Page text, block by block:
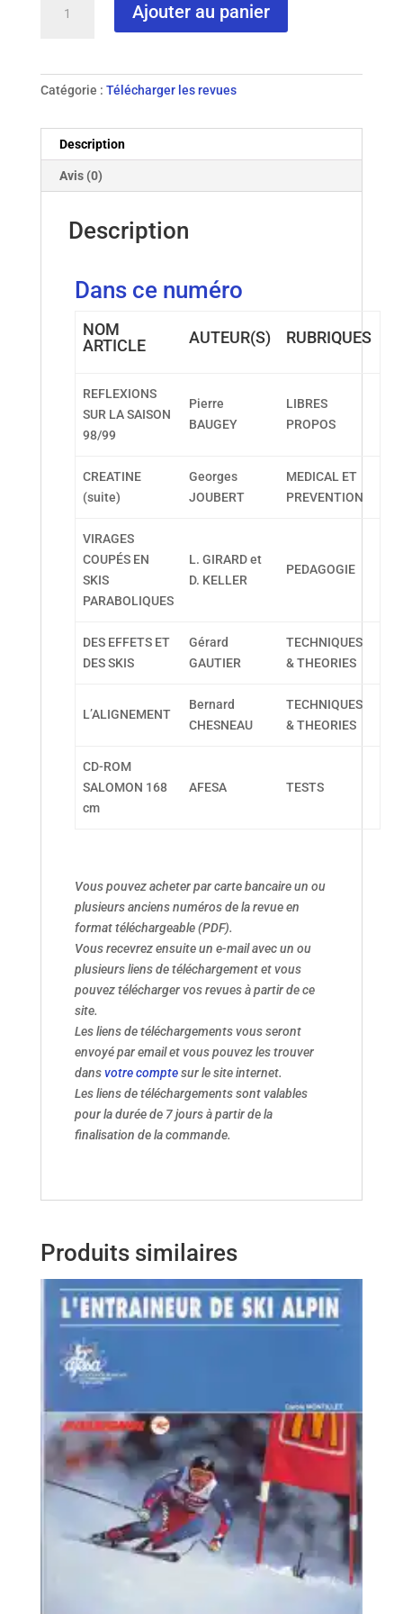
Ajouter au panier
Catégorie : Télécharger les revues
Description
Avis (0)
Description
Dans ce numéro
NOM
ARTICLE
AUTEUR(S) RUBRIQUES
REFLEXIONS
SUR LA SAISON
98/99
Pierre
BAUGEY
LIBRES
PROPOS
CREATINE
(suite)
Georges
JOUBERT
MEDICAL ET
PREVENTION
VIRAGES
COUPÉS EN
SKIS
PARABOLIQUES
L. GIRARD et
D. KELLER
PEDAGOGIE
DES EFFETS ET
DES SKIS
Gérard
GAUTIER
TECHNIQUES
& THEORIES
L’ALIGNEMENT
Bernard
CHESNEAU
TECHNIQUES
& THEORIES
CD-ROM
SALOMON 168
cm
AFESA TESTS
Vous pouvez acheter par carte bancaire un ou
plusieurs anciens numéros de la revue en
format téléchargeable (PDF).
Vous recevrez ensuite un e-mail avec un ou
plusieurs liens de téléchargement et vous
pouvez télécharger vos revues à partir de ce
site.
Les liens de téléchargements vous seront
envoyé par email et vous pouvez les trouver
dansvotre comptesur le site internet.
Les liens de téléchargements sont valables
pour la durée de 7 jours à partir de la
finalisation de la commande.
Produits similaires